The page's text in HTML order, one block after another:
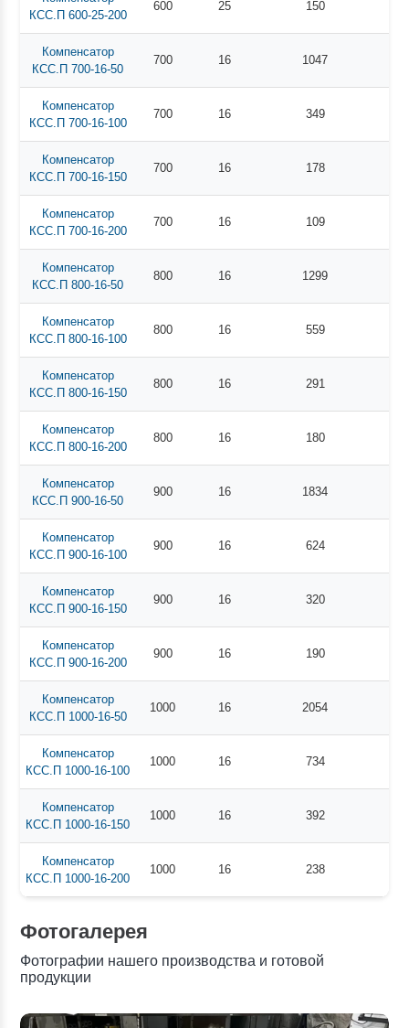
КСС.П 600-25-200
600 25 150
Компенсатор
КСС.П 700-16-50
700 16 1047
Компенсатор
КСС.П 700-16-100
700 16 349
Компенсатор
КСС.П 700-16-150
700 16 178
Компенсатор
КСС.П 700-16-200
700 16 109
Компенсатор
КСС.П 800-16-50
800 16 1299
Компенсатор
КСС.П 800-16-100
800 16 559
Компенсатор
КСС.П 800-16-150
800 16 291
Компенсатор
КСС.П 800-16-200
800 16 180
Компенсатор
КСС.П 900-16-50
900 16 1834
Компенсатор
КСС.П 900-16-100
900 16 624
Компенсатор
КСС.П 900-16-150
900 16 320
Компенсатор
КСС.П 900-16-200
900 16 190
Компенсатор
КСС.П 1000-16-50
1000 16 2054
Компенсатор
КСС.П 1000-16-100
1000 16 734
Компенсатор
КСС.П 1000-16-150
1000 16 392
Компенсатор
КСС.П 1000-16-200
1000 16 238
Фотогалерея
Фотографии нашего производства и готовой
продукции